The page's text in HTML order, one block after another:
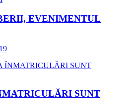
EVENIMENTUL
SUNT